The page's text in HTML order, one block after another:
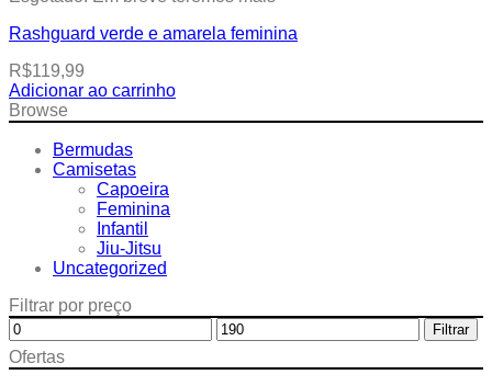
Rashguard verde e amarela feminina
R$119,99
Adicionar ao carrinho
This
product
has
multiple
on
the
product
page
Browse
Bermudas
Camisetas
Capoeira
Feminina
Infantil
Jiu-Jitsu
Uncategorized
Filtrar por preço
Preço
mínimo
Preço
máximo
Filtrar
Ofertas